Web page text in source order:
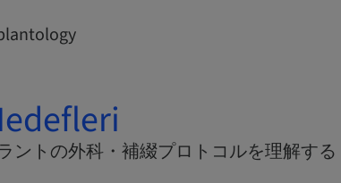
ントの外科・補綴プロトコルを理解する